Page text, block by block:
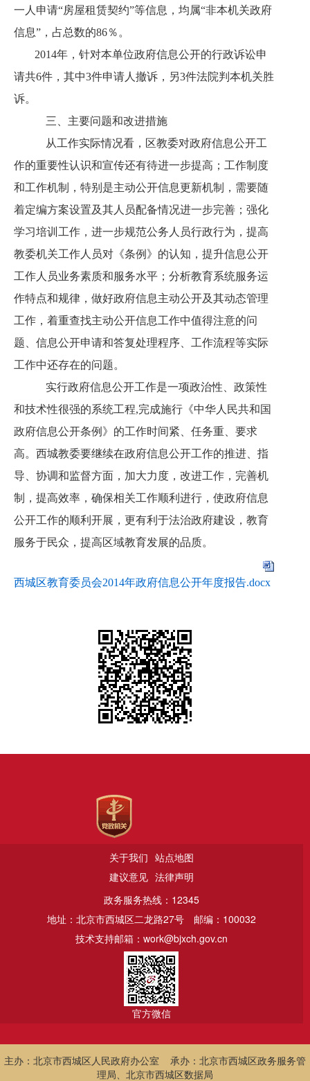
一人申请“房屋租赁契约”等信息，均属“非本机关政府
信息”，占总数的86％。
2014年，针对本单位政府信息公开的行政诉讼申
请共6件，其中3件申请人撤诉，另3件法院判本机关胜
诉。
三、主要问题和改进措施
从工作实际情况看，区教委对政府信息公开工
作的重要性认识和宣传还有待进一步提高；工作制度
和工作机制，特别是主动公开信息更新机制，需要随
着定编方案设置及其人员配备情况进一步完善；强化
学习培训工作，进一步规范公务人员行政行为，提高
教委机关工作人员对《条例》的认知，提升信息公开
工作人员业务素质和服务水平；分析教育系统服务运
作特点和规律，做好政府信息主动公开及其动态管理
工作，着重查找主动公开信息工作中值得注意的问
题、信息公开申请和答复处理程序、工作流程等实际
工作中还存在的问题。
实行政府信息公开工作是一项政治性、政策性
和技术性很强的系统工程,完成施行《中华人民共和国
政府信息公开条例》的工作时间紧、任务重、要求
高。西城教委要继续在政府信息公开工作的推进、指
导、协调和监督方面，加大力度，改进工作，完善机
制，提高效率，确保相关工作顺利进行，使政府信息
公开工作的顺利开展，更有利于法治政府建设，教育
服务于民众，提高区域教育发展的品质。
西城区教育委员会2014年政府信息公开年度报告.docx
关于我们 站点地图
建议意见 法律声明
政务服务热线：12345
地址：北京市西城区二龙路27号
邮编：100032
技术支持邮箱：work@bjxch.gov.cn
官方微信
主办：北京市西城区人民政府办公室 承办：北京市西城区政务服务管
理局、北京市西城区数据局